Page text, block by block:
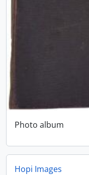
Photo album
Hopi Images